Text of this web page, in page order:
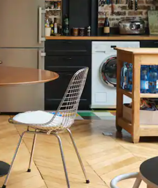
so šípkami nahor a nadol alebo ich